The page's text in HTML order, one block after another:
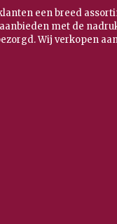
een breed
met de
Wij verkopen